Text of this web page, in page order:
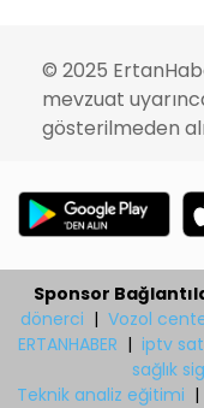
© 2025
mevzuat
gösterilmeden
Sponsor
dönerci | Vozol
ERTANHABER | iptv
sağlık
Teknik analiz eğitimi |